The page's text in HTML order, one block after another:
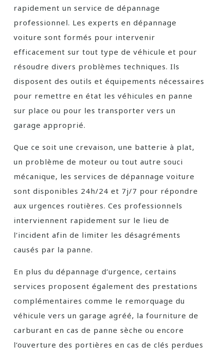
rapidement un service de dépannage
professionnel. Les experts en dépannage
voiture sont formés pour intervenir
efficacement sur tout type de véhicule et pour
résoudre divers problèmes techniques. Ils
disposent des outils et équipements nécessaires
pour remettre en état les véhicules en panne
sur place ou pour les transporter vers un
garage approprié.
Que ce soit une crevaison, une batterie à plat,
un problème de moteur ou tout autre souci
mécanique, les services de dépannage voiture
sont disponibles 24h/24 et 7j/7 pour répondre
aux urgences routières. Ces professionnels
interviennent rapidement sur le lieu de
l’incident afin de limiter les désagréments
causés par la panne.
En plus du dépannage d’urgence, certains
services proposent également des prestations
complémentaires comme le remorquage du
véhicule vers un garage agréé, la fourniture de
carburant en cas de panne sèche ou encore
l’ouverture des portières en cas de clés perdues